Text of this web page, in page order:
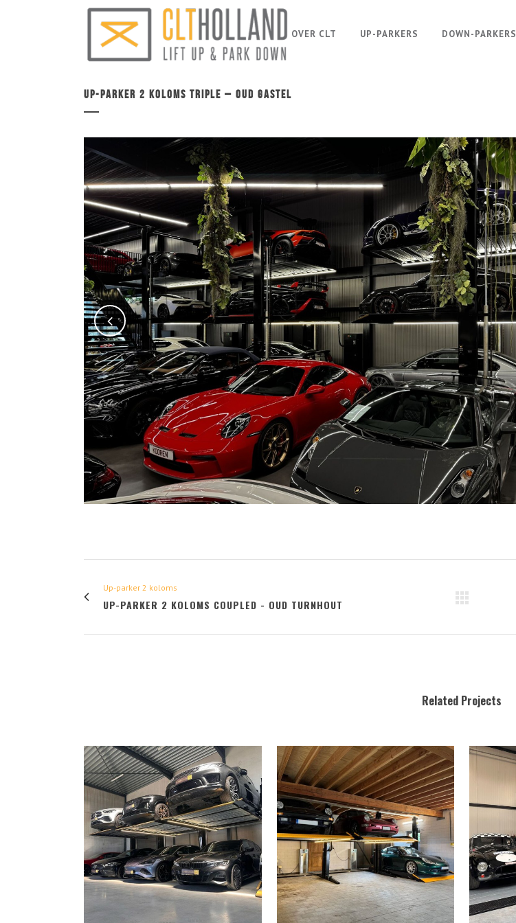
OVER CLT UP-PARKERS DOWN-PARKERS
Up-Parker 2 koloms triple – Oud Gastel
Up-parker 2 koloms
UP-PARKER 2 KOLOMS COUPLED - OUD TURNHOUT
Related Projects
BEKIJK BEKIJK